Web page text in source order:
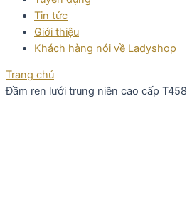
Tin tức
Giới thiệu
Khách hàng nói về Ladyshop
Trang chủ
Đầm ren lưới trung niên cao cấp T458